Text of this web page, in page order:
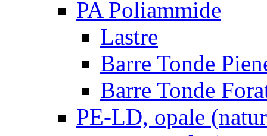
PA Poliammide
Lastre
Barre Tonde
Barre Tonde
PE-LD, opale